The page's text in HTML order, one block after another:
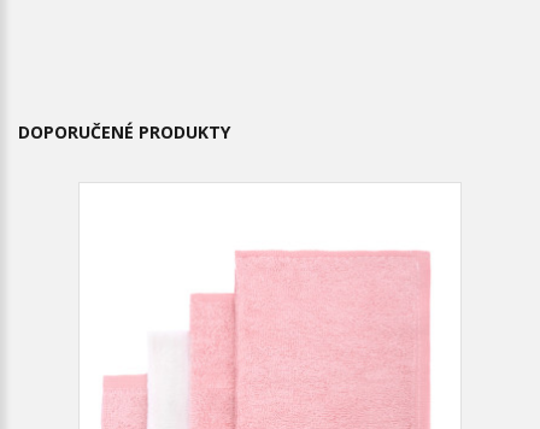
DOPORUČENÉ PRODUKTY